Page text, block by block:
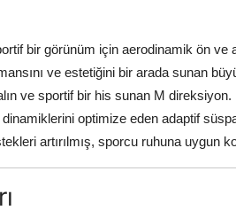
bir görünüm için aerodinamik ön ve
ve estetiğini bir arada sunan
ve sportif bir his sunan M direksiyon.
optimize eden adaptif
artırılmış, sporcu ruhuna uygun